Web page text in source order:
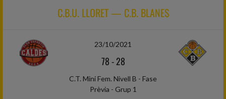
C.B.U. LLORET — C.B. BLANES
23/10/2021
78-28
C.T. Mini Fem. Nivell B - Fase
Prèvia - Grup 1